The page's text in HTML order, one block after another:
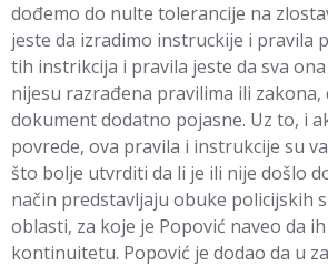
dođemo do nulte tolerancije na
jeste da izradimo instruckije i pravila
tih instrikcija i pravila jeste da sva
nijesu razrađena pravilima ili zakona,
dokument dodatno pojasne. Uz to, i
povrede, ova pravila i instrukcije su
što bolje utvrditi da li je ili nije došlo
način predstavljaju obuke policijskih
oblasti, za koje je Popović naveo da
kontinuitetu. Popović je dodao da u